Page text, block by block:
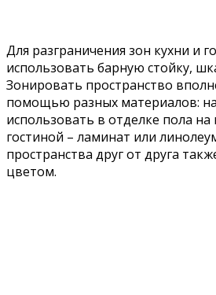
Для разграничения зон кухни и
использовать барную стойку,
Зонировать пространство
помощью разных материалов:
использовать в отделке пола на
гостиной – ламинат или
пространства друг от друга
цветом.